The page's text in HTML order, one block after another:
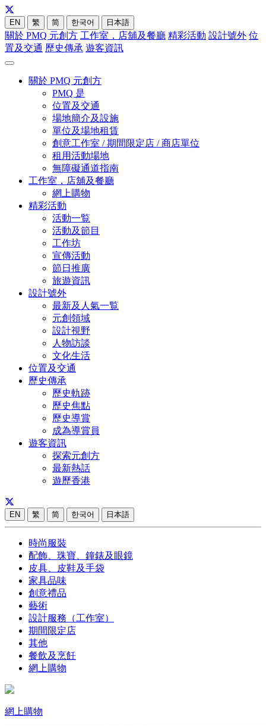
EN 繁 简 한국어 日本語
關於 PMQ 元創方 工作室，店舖及餐廳 精彩活動 設計號外 位
置及交通 歷史傳承 遊客資訊
關於 PMQ 元創方
PMQ 是
位置及交通
場地簡介及設施
單位及場地租賃
創意工作室 / 期間限定店 / 商店單位
租用活動場地
無障礙通道指南
工作室，店舖及餐廳
網上購物
精彩活動
活動一覧
活動及節目
工作坊
宣傳活動
節日推廣
旅遊資訊
設計號外
最新及人氣一覧
元創領域
設計視野
人物訪談
文化生活
位置及交通
歷史傳承
歷史軌跡
歷史焦點
歷史導賞
成為導賞員
遊客資訊
探索元創方
最新熱話
遊歷香港
EN 繁 简 한국어 日本語
時尚服裝
配飾、珠寶、鐘錶及眼鏡
皮具、皮鞋及手袋
家具品味
創意禮品
藝術
設計服務（工作室）
期間限定店
其他
餐飲及烹飪
網上購物
網上購物